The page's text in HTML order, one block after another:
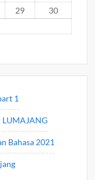
29
30
1
LUMAJANG
Bahasa 2021